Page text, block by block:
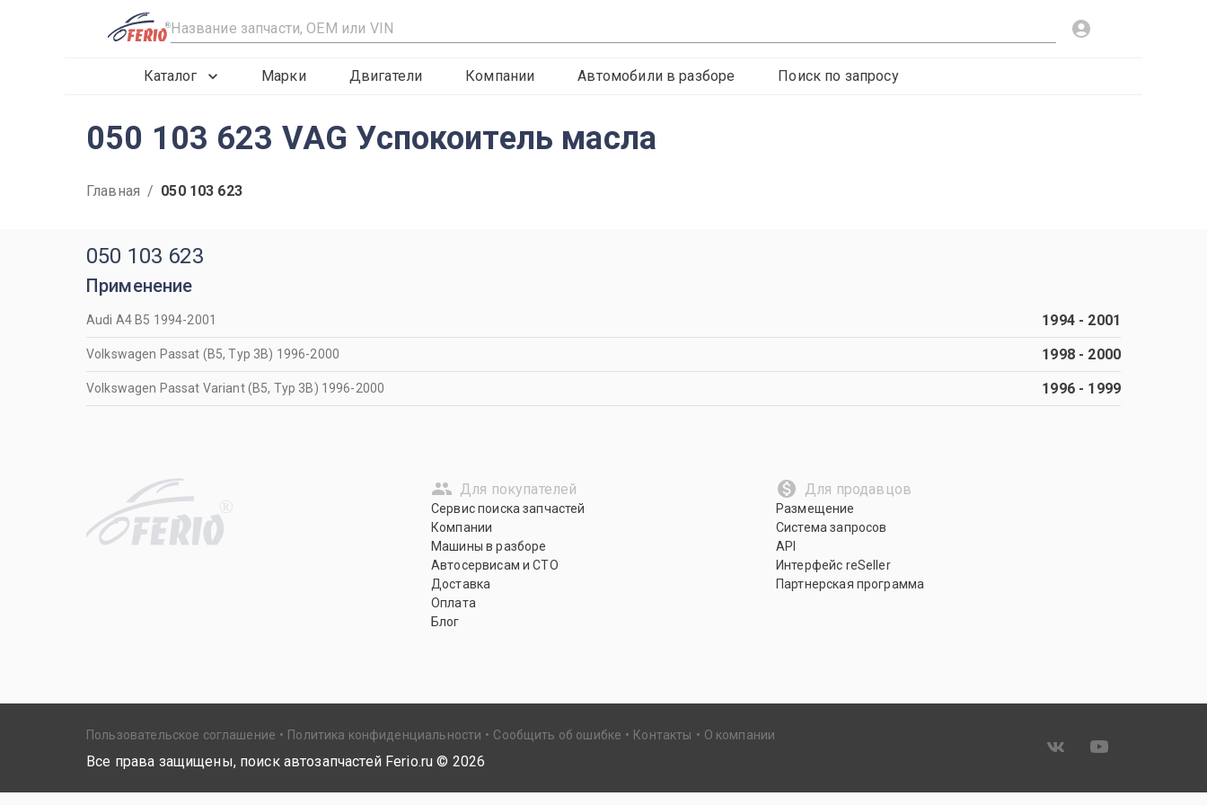
R
Каталог Марки Двигатели Компании Автомобили в разборе Поиск по запросу
050 103 623 VAG Успокоитель масла
Главная / 050 103 623
050 103 623
Применение
Audi A4 B5 1994-2001 1994- 2001
Volkswagen Passat (B5, Typ 3B) 1996-2000 1998- 2000
Volkswagen Passat Variant (B5, Typ 3B) 1996-2000 1996- 1999
R
Для покупателей
Сервис поиска запчастей
Компании
Машины в разборе
Автосервисам и СТО
Доставка
Оплата
Блог
Для продавцов
Размещение
Система запросов
API
Интерфейс reSeller
Партнерская программа
Пользовательское соглашение Политика конфиденциальности Сообщить об ошибке Контакты О компании
Все права защищены, поиск автозапчастей Ferio.ru © 2026